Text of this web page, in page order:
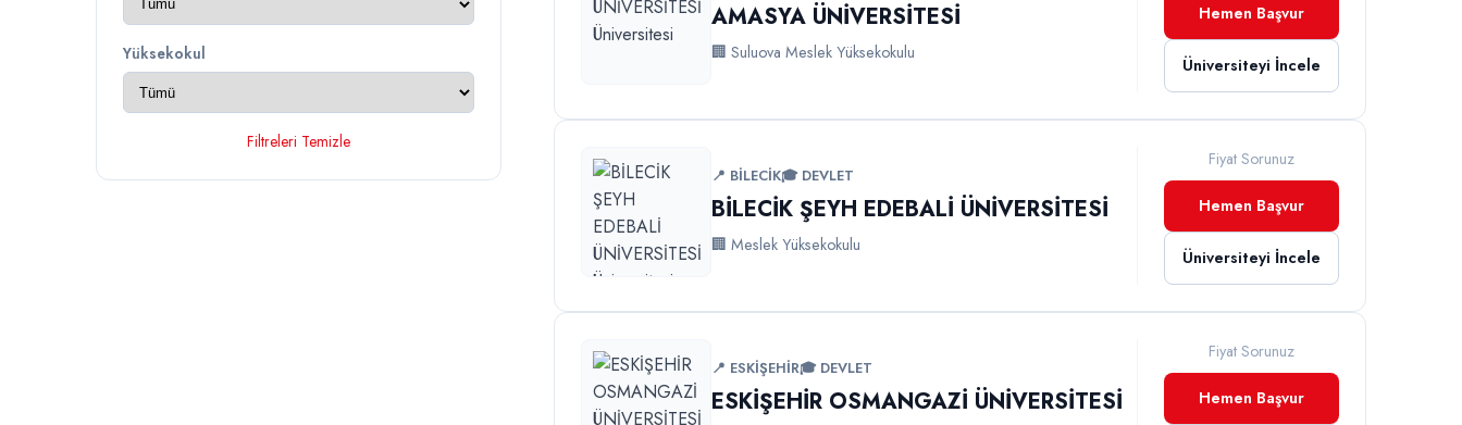
Yüksekokul
Filtreleri Temizle
AMASYA ÜNİVERSİTESİ
🏢 Suluova Meslek Yüksekokulu
Hemen Başvur
Üniversiteyi İncele
📍 BİLECİK🎓 DEVLET
BİLECİK ŞEYH EDEBALİ ÜNİVERSİTESİ
🏢 Meslek Yüksekokulu
Fiyat Sorunuz
Hemen Başvur
Üniversiteyi İncele
📍 ESKİŞEHİR🎓 DEVLET
ESKİŞEHİR OSMANGAZİ ÜNİVERSİTESİ
Fiyat Sorunuz
Hemen Başvur